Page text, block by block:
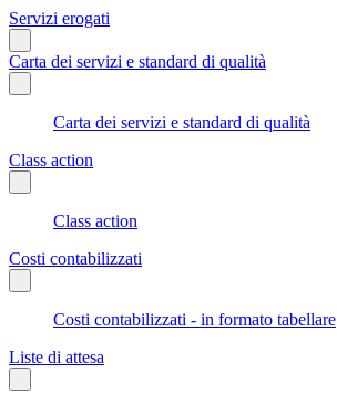
Servizi erogati
Carta dei servizi e standard di qualità
Carta dei servizi e standard di qualità
Class action
Class action
Costi contabilizzati
Costi contabilizzati - in formato tabellare
Liste di attesa